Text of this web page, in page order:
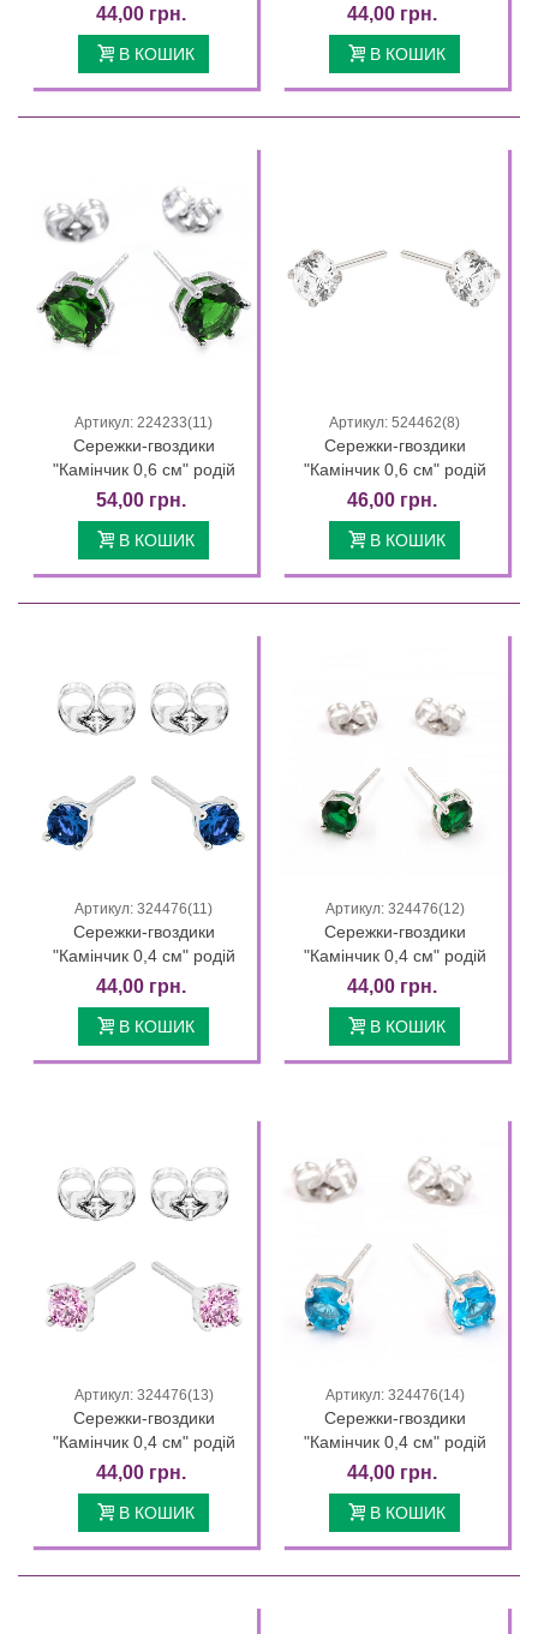
44,00 грн.
В КОШИК
44,00 грн.
В КОШИК
Артикул: 224233(11)
Сережки-гвоздики
"Камінчик 0,6 см" родій
54,00 грн.
В КОШИК
Артикул: 524462(8)
Сережки-гвоздики
"Камінчик 0,6 см" родій
46,00 грн.
В КОШИК
Артикул: 324476(11)
Сережки-гвоздики
"Камінчик 0,4 см" родій
44,00 грн.
В КОШИК
Артикул: 324476(12)
Сережки-гвоздики
"Камінчик 0,4 см" родій
44,00 грн.
В КОШИК
Артикул: 324476(13)
Сережки-гвоздики
"Камінчик 0,4 см" родій
44,00 грн.
В КОШИК
Артикул: 324476(14)
Сережки-гвоздики
"Камінчик 0,4 см" родій
44,00 грн.
В КОШИК